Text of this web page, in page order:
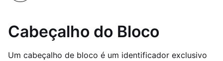
Cabeçalho do Bloco
Um cabeçalho de bloco é um identificador exclusivo